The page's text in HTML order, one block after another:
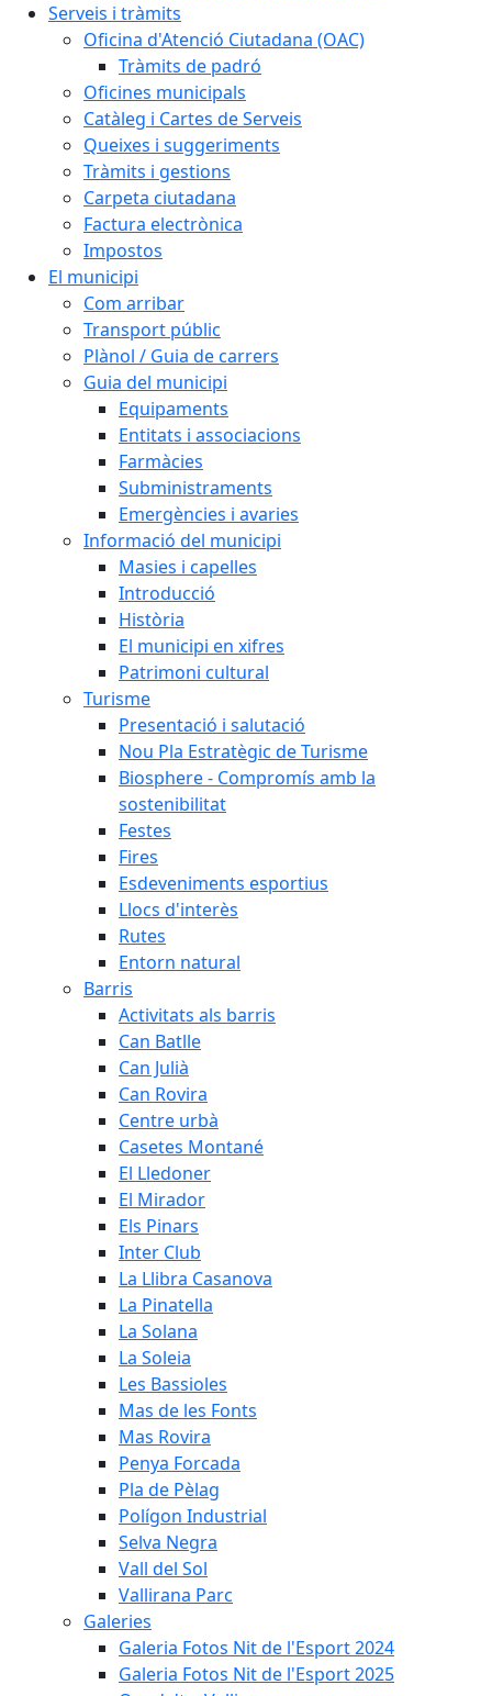
Serveis i tràmits
Oficina d'Atenció Ciutadana (OAC)
Tràmits de padró
Oficines municipals
Catàleg i Cartes de Serveis
Queixes i suggeriments
Tràmits i gestions
Carpeta ciutadana
Factura electrònica
Impostos
El municipi
Com arribar
Transport públic
Plànol / Guia de carrers
Guia del municipi
Equipaments
Entitats i associacions
Farmàcies
Subministraments
Emergències i avaries
Informació del municipi
Masies i capelles
Introducció
Història
El municipi en xifres
Patrimoni cultural
Turisme
Presentació i salutació
Nou Pla Estratègic de Turisme
Biosphere - Compromís amb la
sostenibilitat
Festes
Fires
Esdeveniments esportius
Llocs d'interès
Rutes
Entorn natural
Barris
Activitats als barris
Can Batlle
Can Julià
Can Rovira
Centre urbà
Casetes Montané
El Lledoner
El Mirador
Els Pinars
Inter Club
La Llibra Casanova
La Pinatella
La Solana
La Soleia
Les Bassioles
Mas de les Fonts
Mas Rovira
Penya Forcada
Pla de Pèlag
Polígon Industrial
Selva Negra
Vall del Sol
Vallirana Parc
Galeries
Galeria Fotos Nit de l'Esport 2024
Galeria Fotos Nit de l'Esport 2025